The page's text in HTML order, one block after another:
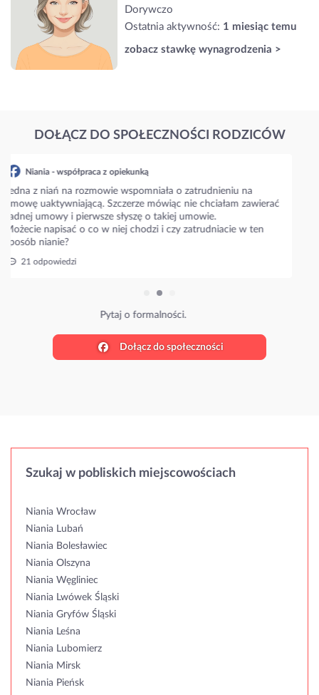
Dorywczo
Ostatnia aktywność: 1 miesiąc temu
zobacz stawkę wynagrodzenia >
DOŁĄCZ DO SPOŁECZNOŚCI RODZICÓW
Niania - współpraca z opiekunką
Napiszcie prosze jakie są aktualne stawki w waszym mieście???
Niania zaproponowała 35 zł/h i zastanawiam się czy to
standardowa stawka??
Ile wy płacicie?
Dołącz do społeczności
Niania Lubań
Niania Bolesławiec
Niania Olszyna
Niania Węgliniec
Niania Lwówek Śląski
Niania Gryfów Śląski
Niania Leśna
Niania Lubomierz
Niania Mirsk
Niania Pieńsk